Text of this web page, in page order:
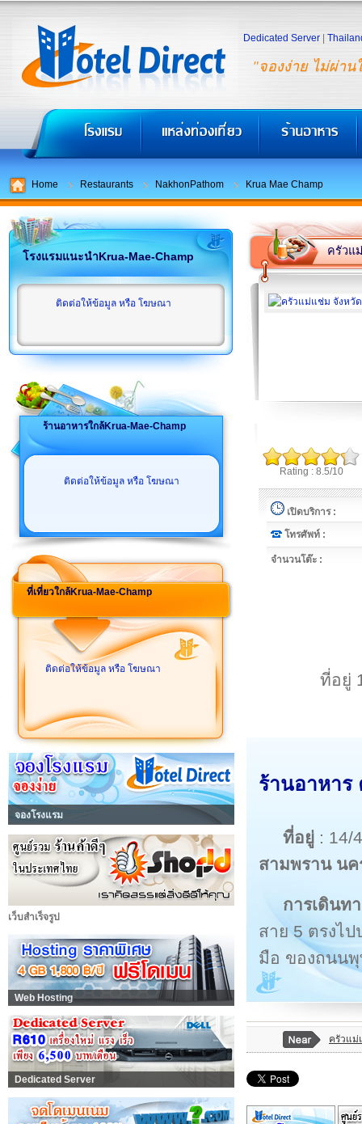
"จองง่าย ไม่ผ่าน
Dedicated Server
Home Restaurants NakhonPathom Krua Mae Champ
โรงแรมแนะนำKrua-Mae-Champ
ติดต่อให้ข้อมูล หรือ โฆษณา
ร้านอาหารใกล้Krua-Mae-Champ
ติดต่อให้ข้อมูล หรือ โฆษณา
ที่เที่ยวใกล้Krua-Mae-Champ
ติดต่อให้ข้อมูล หรือ โฆษณา
จองโรงแรม
เว็บสำเร็จรูป
Web Hosting
Dedicated Server
ครัวแ
Rating : 8.5/10
เปิดบริการ :
โทรศัพท์ :
จำนวนโต๊ะ :
ที่อยู่
ร้านอาหาร
ที่อยู่ : 14/
สามพราน น
การเดินท
สาย 5 ตรงไ
มือ ของถนน
ครัวแม่